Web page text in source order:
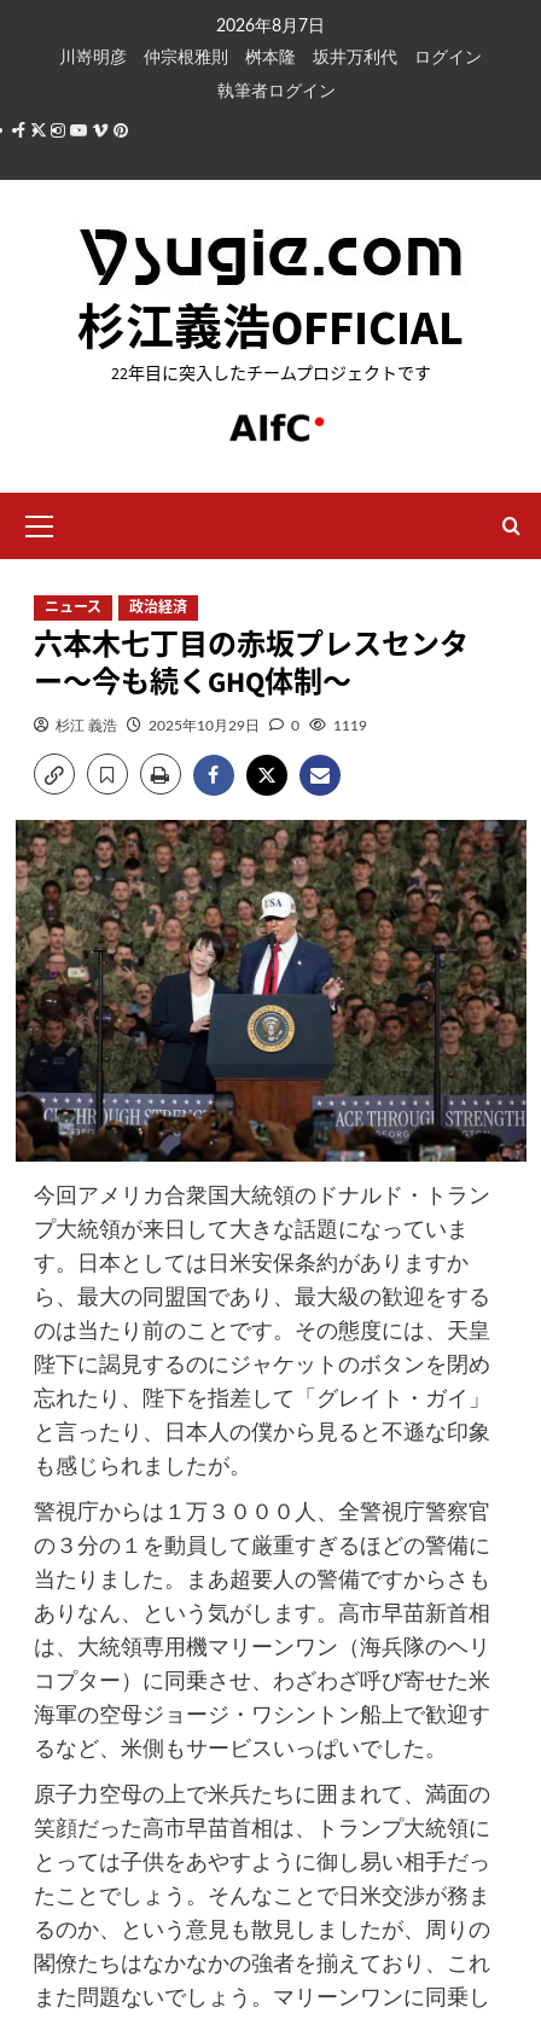
キ
2026年8月7日
川嵜明彦
仲宗根雅則 桝本隆 坂井万利代
ログイン
執筆者ログイン
Facebook
X Instagram
Youtube
VimeoPinterest
杉江義浩OFFICIAL
22年目に突入したチームプロジェクトです
イ
ン
ニ
ュ
ー
ニュース 政治経済
六本木七丁目の赤坂プレスセンタ
ー〜今も続くGHQ体制〜
杉江 義浩 2025年10月29日 0 1119
今回アメリカ合衆国大統領のドナルド・トラン
プ大統領が来日して大きな話題になっていま
す。日本としては日米安保条約がありますか
ら、最大の同盟国であり、最大級の歓迎をする
のは当たり前のことです。その態度には、天皇
陛下に謁見するのにジャケットのボタンを閉め
忘れたり、陛下を指差して「グレイト・ガイ」
と言ったり、日本人の僕から見ると不遜な印象
も感じられましたが。
警視庁からは１万３０００人、全警視庁警察官
の３分の１を動員して厳重すぎるほどの警備に
当たりました。まあ超要人の警備ですからさも
ありなん、という気がします。高市早苗新首相
は、大統領専用機マリーンワン（海兵隊のヘリ
コプター）に同乗させ、わざわざ呼び寄せた米
海軍の空母ジョージ・ワシントン船上で歓迎す
るなど、米側もサービスいっぱいでした。
原子力空母の上で米兵たちに囲まれて、満面の
笑顔だった高市早苗首相は、トランプ大統領に
とっては子供をあやすように御し易い相手だっ
たことでしょう。そんなことで日米交渉が務ま
るのか、という意見も散見しましたが、周りの
閣僚たちはなかなかの強者を揃えており、これ
また問題ないでしょう。マリーンワンに同乗し